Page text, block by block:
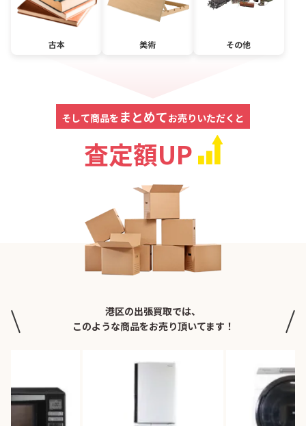
古本 美術 その他
そして商品を まとめてお売りいただくと
査定額UP
港区の出張買取では、
このような商品をお売り頂いてます！